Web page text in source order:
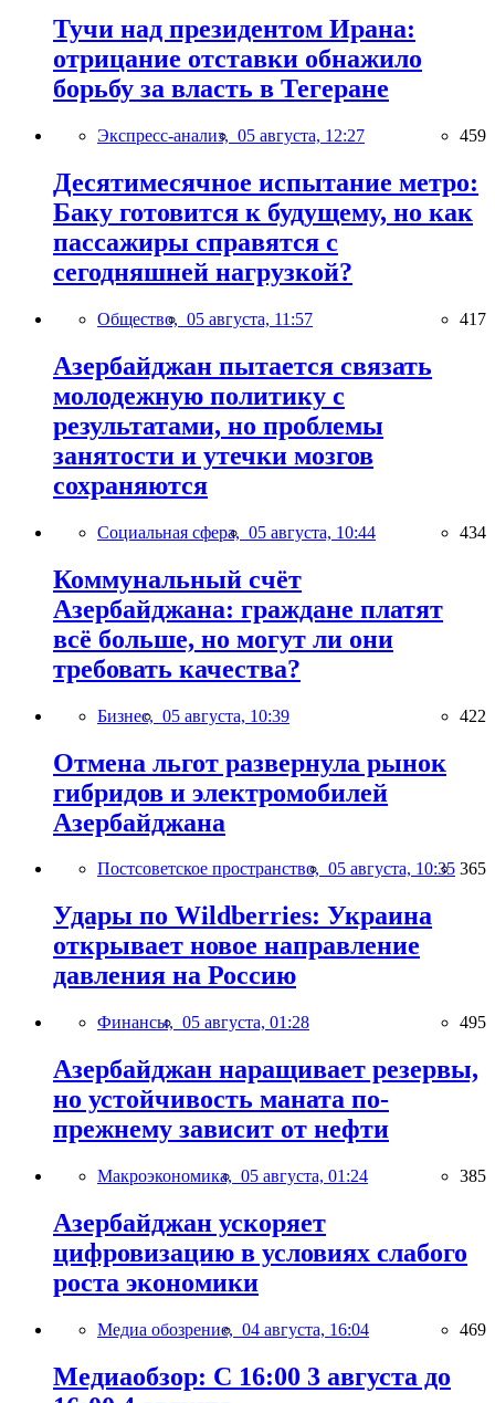
Тучи над президентом Ирана:
отрицание отставки обнажило
борьбу за власть в Тегеране
Экспресс-анализ, 05 августа, 12:27 459
Десятимесячное испытание метро:
Баку готовится к будущему, но как
пассажиры справятся с
сегодняшней нагрузкой?
Общество, 05 августа, 11:57 417
Азербайджан пытается связать
молодежную политику с
результатами, но проблемы
занятости и утечки мозгов
сохраняются
Социальная сфера, 05 августа, 10:44 434
Коммунальный счёт
Азербайджана: граждане платят
всё больше, но могут ли они
требовать качества?
Бизнес, 05 августа, 10:39 422
Отмена льгот развернула рынок
гибридов и электромобилей
Азербайджана
Постсоветское пространство, 05 августа, 10:35 365
Удары по Wildberries: Украина
открывает новое направление
давления на Россию
Финансы, 05 августа, 01:28 495
Азербайджан наращивает резервы,
но устойчивость маната по-
прежнему зависит от нефти
Макроэкономика, 05 августа, 01:24 385
Азербайджан ускоряет
цифровизацию в условиях слабого
роста экономики
Медиа обозрение, 04 августа, 16:04 469
Медиаобзор: С 16:00 3 августа до